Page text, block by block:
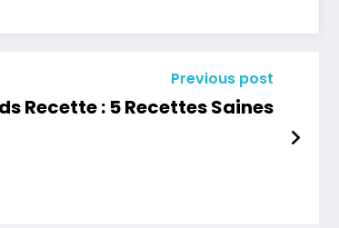
Previous post
Recette : 5 Recettes Saines